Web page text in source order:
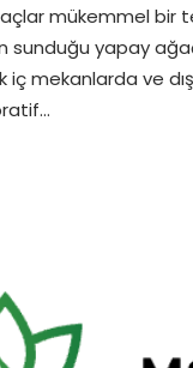
mükemmel bir
sunduğu yapay
mekanlarda ve